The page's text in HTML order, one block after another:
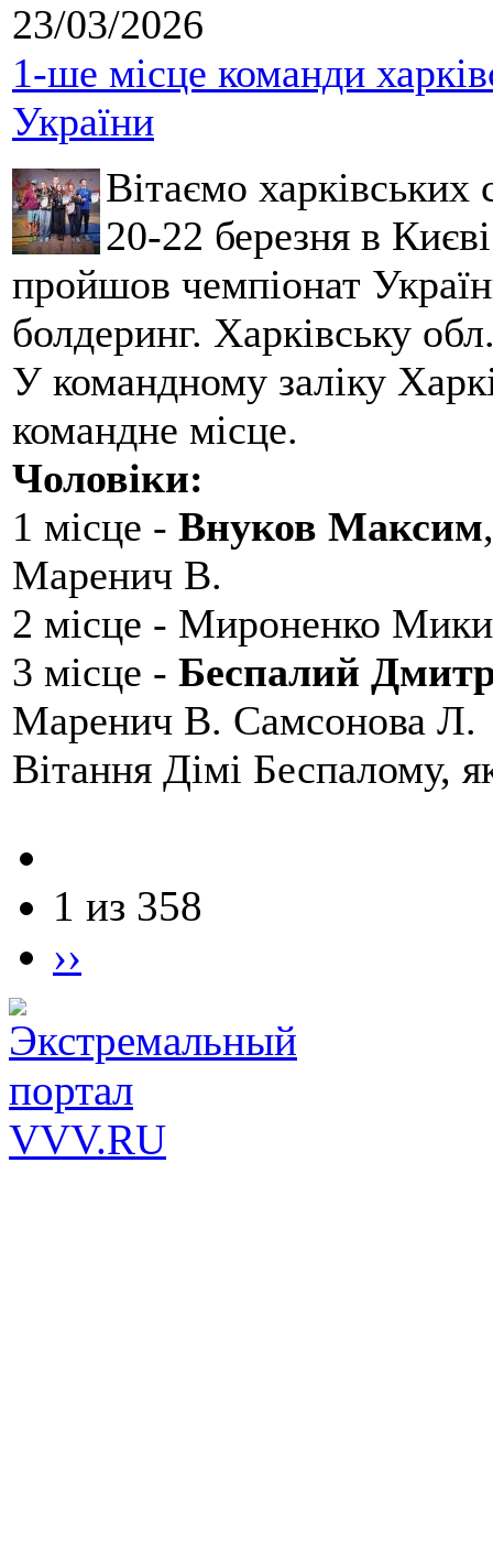
23/03/2026
1-ше місце команди
України
Вітаємо
20-22 березня в
пройшов чемпіонат
болдеринг. Харківську
У командному заліку
командне місце.
Чоловіки:
1 місце - Внуков Максим
Маренич В.
2 місце - Мироненко
3 місце - Беспалий
Маренич В. Самсонова Л.
Вітання Дімі Беспалому,
1 из 358
››